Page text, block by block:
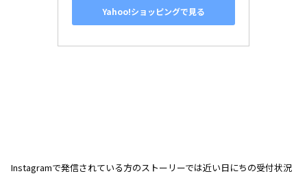
Yahoo!ショッピングで見る
Instagramで発信されている方のストーリーでは近い日にちの受付状況